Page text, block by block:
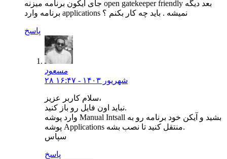
جای ایکون برنامه میزنه open gatekeeper friendly بعد دیگه
برنامه وارد applications نمیشه . باید چه کار بکنم ؟
پاسخ
مسعود
۲۸ شهریور ۱۴۰۳ - ۱۶:۴۷
سلام کاربر عزیز،
نباید اون فایل رو باز کنید.
وارد پوشه Manual Intsall بشید و آیکن خود برنامه رو به
پوشه Applications منتقل کنید تا نصب بشه.
سپاس
پاسخ